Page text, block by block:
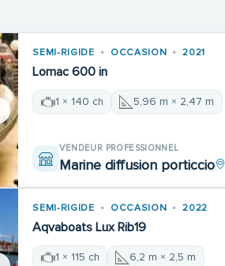
SEMI-RIGIDE OCCASION 2021
Lomac 600 in
1 × 140 ch 5,96 m × 2,47 m
VENDEUR PROFESSIONNEL
Marine diffusion porticcio
SEMI-RIGIDE OCCASION 2022
Aqvaboats Lux Rib19
1 × 115 ch 6,2 m × 2,5 m